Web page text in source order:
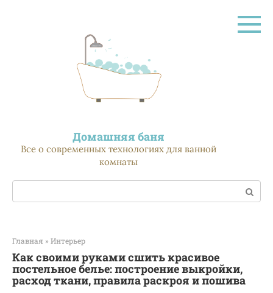
Домашняя баня
Все о современных технологиях для ванной
комнаты
Поиск:
Главная » Интерьер
Как своими руками сшить красивое
постельное белье: построение выкройки,
расход ткани, правила раскроя и пошива